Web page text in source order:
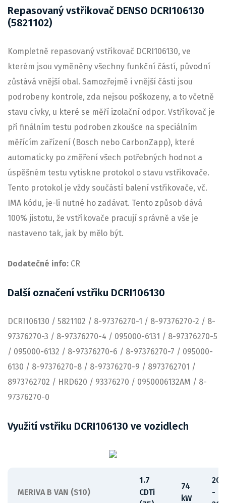
Repasovaný vstřikovač DENSO DCRI106130
(5821102)
Kompletně repasovaný vstřikovač DCRI106130, ve
kterém jsou vyměněny všechny funkční částí, původní
zůstává vnější obal. Samozřejmě i vnější části jsou
podrobeny kontrole, zda nejsou poškozeny, a to včetně
stavu cívky, u které se měří izolační odpor. Vstřikovač je
při finálním testu podroben zkoušce na speciálním
měřícím zařízení (Bosch nebo CarbonZapp), které
automaticky po změření všech potřebných hodnot a
úspěšném testu vytiskne protokol o stavu vstřikovače.
Tento protokol je vždy součástí balení vstřikovače, vč.
IMA kódu, je-li nutné ho zadávat. Tento způsob dává
100% jistotu, že vstřikovače pracují správně a vše je
nastaveno tak, jak by mělo být.
Dodatečné info: CR
Další označení vstřiku DCRI106130
DCRI106130 / 5821102 / 8-97376270-1 / 8-97376270-2 / 8-
97376270-3 / 8-97376270-4 / 095000-6131 / 8-97376270-5
/ 095000-6132 / 8-97376270-6 / 8-97376270-7 / 095000-
6130 / 8-97376270-8 / 8-97376270-9 / 8973762701 /
8973762702 / HRD620 / 93376270 / 0950006132AM / 8-
97376270-0
Využití vstřiku DCRI106130 ve vozidlech
MERIVA B VAN (S10)
1.7
CDTi
74
kW
-